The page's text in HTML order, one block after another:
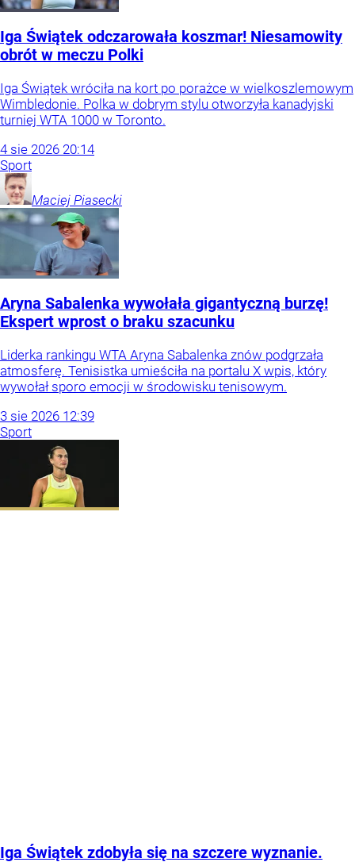
Iga Świątek odczarowała koszmar! Niesamowity
obrót w meczu Polki
Iga Świątek wróciła na kort po porażce w wielkoszlemowym
Wimbledonie. Polka w dobrym stylu otworzyła kanadyjski
turniej WTA 1000 w Toronto.
4 sie 2026 20:14
Sport
Maciej Piasecki
Aryna Sabalenka wywołała gigantyczną burzę!
Ekspert wprost o braku szacunku
Liderka rankingu WTA Aryna Sabalenka znów podgrzała
atmosferę. Tenisistka umieściła na portalu X wpis, który
wywołał sporo emocji w środowisku tenisowym.
3 sie 2026 12:39
Sport
Iga Świątek zdobyła się na szczere wyznanie.